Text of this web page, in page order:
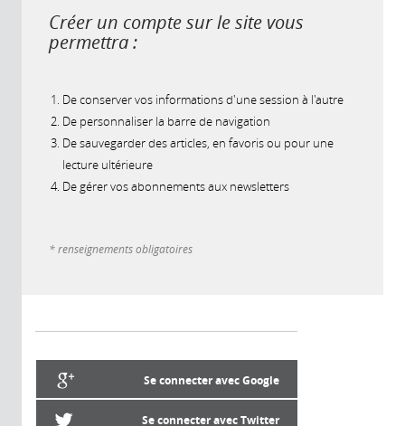
Créer un compte sur le site vous
permettra :
De conserver vos informations d'une session à l'autre
De personnaliser la barre de navigation
De sauvegarder des articles, en favoris ou pour une
lecture ultérieure
De gérer vos abonnements aux newsletters
* renseignements obligatoires
Se connecter avec Google
Se connecter avec Twitter